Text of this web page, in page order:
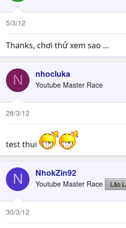
5/3/12
Thanks, chơi thử xem sao ...
N nhocluka
Youtube Master Race
28/3/12
test thui
N NhokZin92
Youtube Master Race Lão
30/3/12